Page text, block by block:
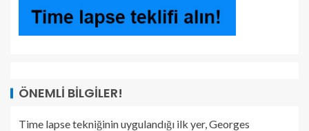
ÖNEMLI BILGILER!
Time lapse tekniğinin uygulandığı ilk yer, Georges